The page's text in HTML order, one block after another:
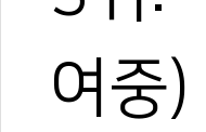
여중)